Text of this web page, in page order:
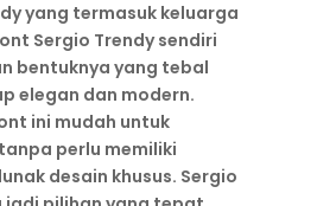
yang termasuk keluarga
Sergio Trendy sendiri
bentuknya yang tebal
elegan dan modern.
ini mudah untuk
perlu memiliki
desain khusus. Sergio